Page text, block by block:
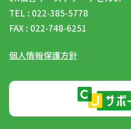
TEL : 022-385-5778
FAX : 022-748-6251
個人情報保護方針